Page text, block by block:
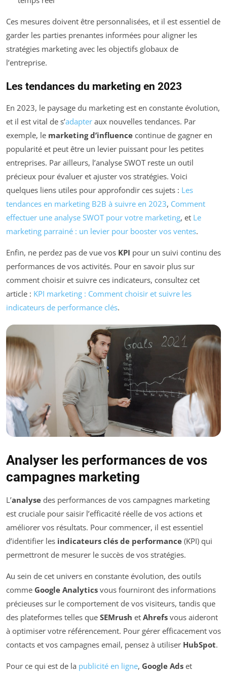
Ces mesures doivent être personnalisées, et il est essentiel de
garder les parties prenantes informées pour aligner les
stratégies marketing avec les objectifs globaux de
l’entreprise.
Les tendances du marketing en 2023
En 2023, le paysage du marketing est en constante évolution,
et il est vital de s’adapter aux nouvelles tendances. Par
exemple, le marketing d’influence continue de gagner en
popularité et peut être un levier puissant pour les petites
entreprises. Par ailleurs, l’analyse SWOT reste un outil
précieux pour évaluer et ajuster vos stratégies. Voici
quelques liens utiles pour approfondir ces sujets : Les
tendances en marketing B2B à suivre en 2023, Comment
effectuer une analyse SWOT pour votre marketing, et Le
marketing parrainé : un levier pour booster vos ventes.
Enfin, ne perdez pas de vue vos KPI pour un suivi continu des
performances de vos activités. Pour en savoir plus sur
comment choisir et suivre ces indicateurs, consultez cet
article : KPI marketing : Comment choisir et suivre les
indicateurs de performance clés.
Analyser les performances de vos
campagnes marketing
L’analyse des performances de vos campagnes marketing
est cruciale pour saisir l’efficacité réelle de vos actions et
améliorer vos résultats. Pour commencer, il est essentiel
d’identifier les indicateurs clés de performance (KPI) qui
permettront de mesurer le succès de vos stratégies.
Au sein de cet univers en constante évolution, des outils
comme Google Analytics vous fourniront des informations
précieuses sur le comportement de vos visiteurs, tandis que
des plateformes telles que SEMrush et Ahrefs vous aideront
à optimiser votre référencement. Pour gérer efficacement vos
contacts et vos campagnes email, pensez à utiliser HubSpot.
Pour ce qui est de la publicité en ligne, Google Ads et